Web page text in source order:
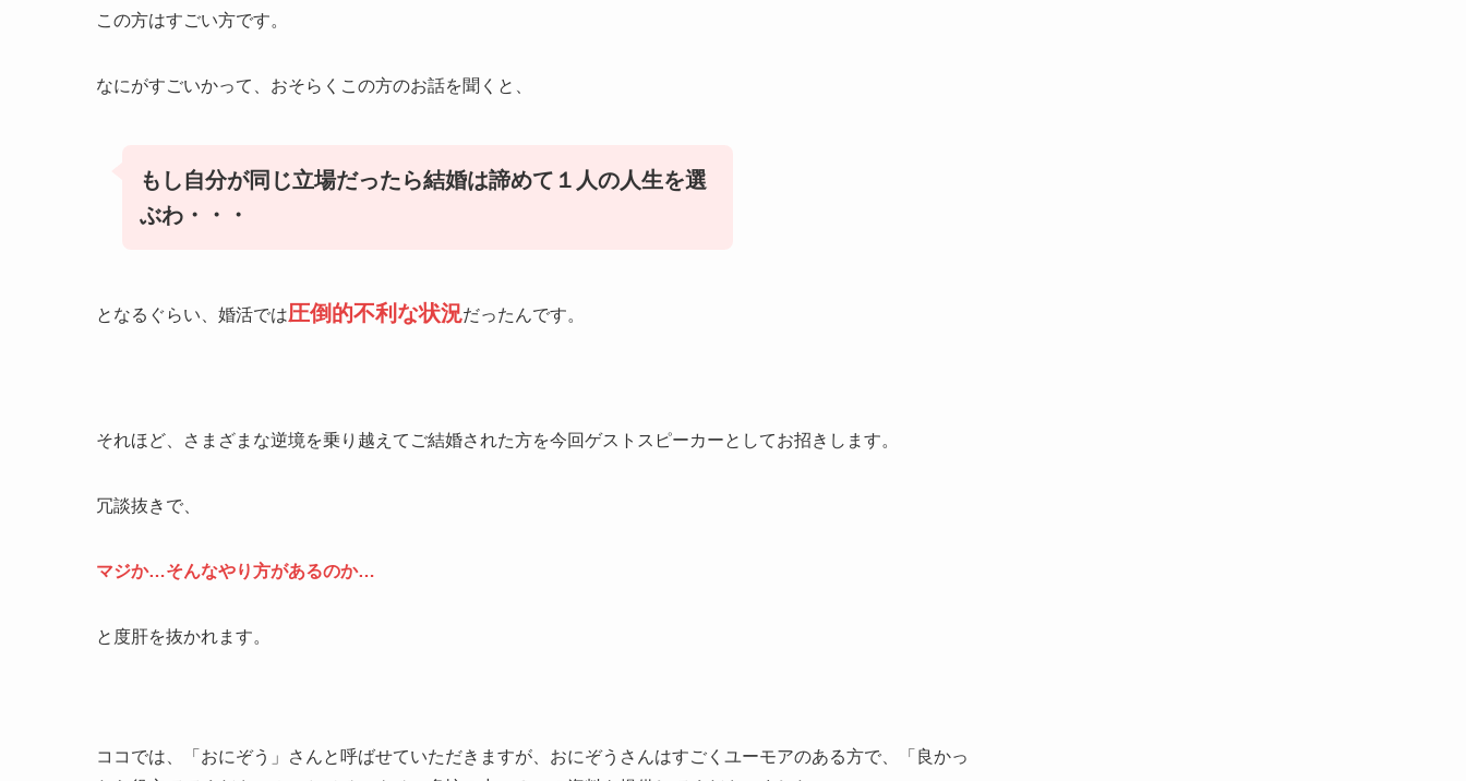
この方はすごい方です。
なにがすごいかって、おそらくこの方のお話を聞くと、
もし自分が同じ立場だったら結婚は諦めて１人の人生を選
ぶわ・・・
となるぐらい、婚活では圧倒的不利な状況だったんです。
それほど、さまざまな逆境を乗り越えてご結婚された方を今回ゲストスピーカーとしてお招きします。
冗談抜きで、
マジか…そんなやり方があるのか…
と度肝を抜かれます。
ココでは、「おにぞう」さんと呼ばせていただきますが、おにぞうさんはすごくユーモアのある方で、「良かっ